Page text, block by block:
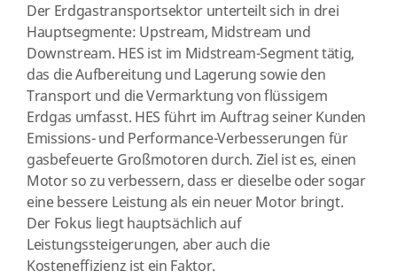
Der Erdgastransportsektor unterteilt sich in drei
Hauptsegmente: Upstream, Midstream und
Downstream. HES ist im Midstream-Segment tätig,
das die Aufbereitung und Lagerung sowie den
Transport und die Vermarktung von flüssigem
Erdgas umfasst. HES führt im Auftrag seiner Kunden
Emissions- und Performance-Verbesserungen für
gasbefeuerte Großmotoren durch. Ziel ist es, einen
Motor so zu verbessern, dass er dieselbe oder sogar
eine bessere Leistung als ein neuer Motor bringt.
Der Fokus liegt hauptsächlich auf
Leistungssteigerungen, aber auch die
Kosteneffizienz ist ein Faktor.